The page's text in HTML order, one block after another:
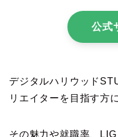
公式
デジタルハリウッド
リエイターを目指す方
その魅力や就職率、